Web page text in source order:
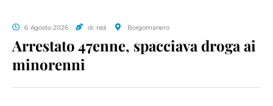
6 Agosto 2026 di red. Borgomanero
Arrestato 47enne, spacciava droga ai
minorenni